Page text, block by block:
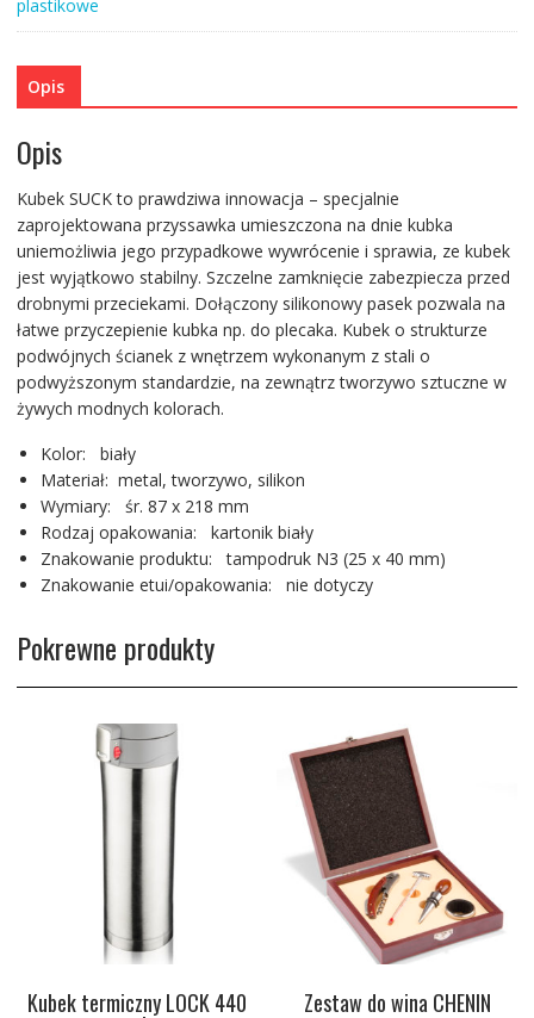
plastikowe
Opis
Opis
Kubek SUCK to prawdziwa innowacja – specjalnie
zaprojektowana przyssawka umieszczona na dnie kubka
uniemożliwia jego przypadkowe wywrócenie i sprawia, ze kubek
jest wyjątkowo stabilny. Szczelne zamknięcie zabezpiecza przed
drobnymi przeciekami. Dołączony silikonowy pasek pozwala na
łatwe przyczepienie kubka np. do plecaka. Kubek o strukturze
podwójnych ścianek z wnętrzem wykonanym z stali o
podwyższonym standardzie, na zewnątrz tworzywo sztuczne w
żywych modnych kolorach.
Kolor: biały
Materiał: metal, tworzywo, silikon
Wymiary: śr. 87 x 218 mm
Rodzaj opakowania: kartonik biały
Znakowanie produktu: tampodruk N3 (25 x 40 mm)
Znakowanie etui/opakowania: nie dotyczy
Pokrewne produkty
Kubek termiczny LOCK 440 Zestaw do wina CHENIN